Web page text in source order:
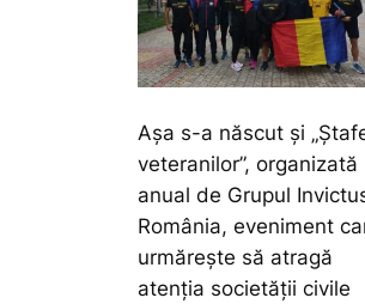
Așa s-a născut și
veteranilor”, organizată
anual de Grupul
România, eveniment
urmăreşte să atragă
atenţia societăţii civile